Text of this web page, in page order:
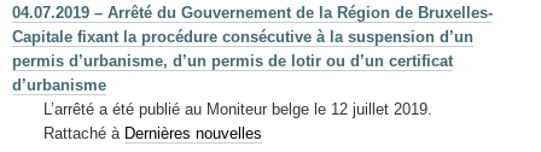
Renseignements urbanistiques
04.07.2019 – Arrêté du Gouvernement de la Région de Bruxelles-
Capitale fixant la procédure consécutive à la suspension d’un
permis d’urbanisme, d’un permis de lotir ou d’un certificat
d’urbanisme
L’arrêté a été publié au Moniteur belge le 12 juillet 2019.
Rattaché à Dernières nouvelles